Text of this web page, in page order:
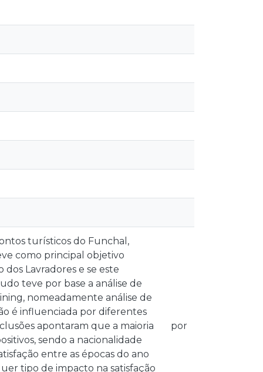
turísticos do Funchal,
como principal objetivo
Lavradores e se este
teve por base a análise de
nomeadamente análise de
é influenciada por diferentes
apontaram que a maioria
sendo a nacionalidade
entre as épocas do ano
tipo de impacto na satisfação
por